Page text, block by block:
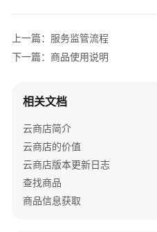
管
流
服
务
管
申
上一篇：服务监管流程
下一篇：商品使用说明
相关文档
云商店简介
云商店的价值
云商店版本更新日志
查找商品
商品信息获取